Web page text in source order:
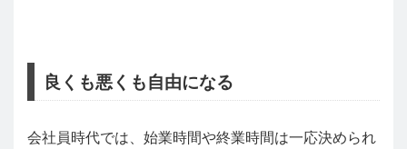
良くも悪くも自由になる
会社員時代では、始業時間や終業時間は一応決められ